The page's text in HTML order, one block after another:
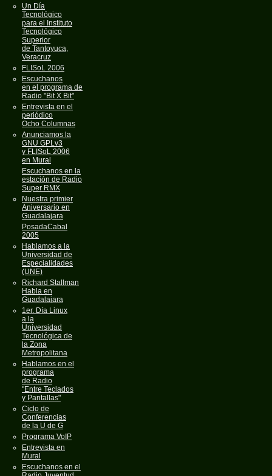
Un Día
Tecnológico
para el Instituto
Tecnológico
Superior
de Tantoyuca,
Veracruz
FLISoL 2006
Escuchanos
en el programa de
Radio "Bit X Bit"
Entrevista en el
periódico
Ocho Columnas
Anunciamos la
GNU GPLv3
y FLISoL 2006
en Mural
Escuchanos en la
estación de Radio
Super RMX
Nuestra primier
Aniversario en
Guadalajara
PosadaCabal
2005
Hablamos a la
Universidad de
Especialidades
(UNE)
Richard Stallman
Habla en
Guadalajara
1er. Día Linux
a la
Universidad
Tecnológica de
la Zona
Metropolitana
Hablamos en el
programa
de Radio
"Entre Teclados
y Pantallas"
Ciclo de
Conferencias
de la U de G
Programa VoIP
Entrevista en
Mural
Escuchanos en el